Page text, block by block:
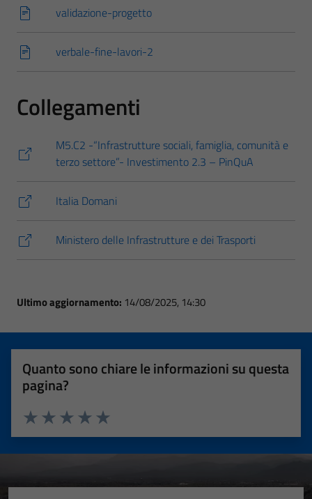
validazione-progetto
verbale-fine-lavori-2
Collegamenti
M5.C2 -“Infrastrutture sociali, famiglia, comunità e
terzo settore”- Investimento 2.3 – PinQuA
Italia Domani
Ministero delle Infrastrutture e dei Trasporti
Ultimo aggiornamento: 14/08/2025, 14:30
Quanto sono chiare le informazioni su questa
pagina?
Valuta 5 stelle su 5
Valuta 4 stelle su 5
Valuta 3 stelle su 5
Valuta 2 stelle su 5
Valuta 1 stelle su 5